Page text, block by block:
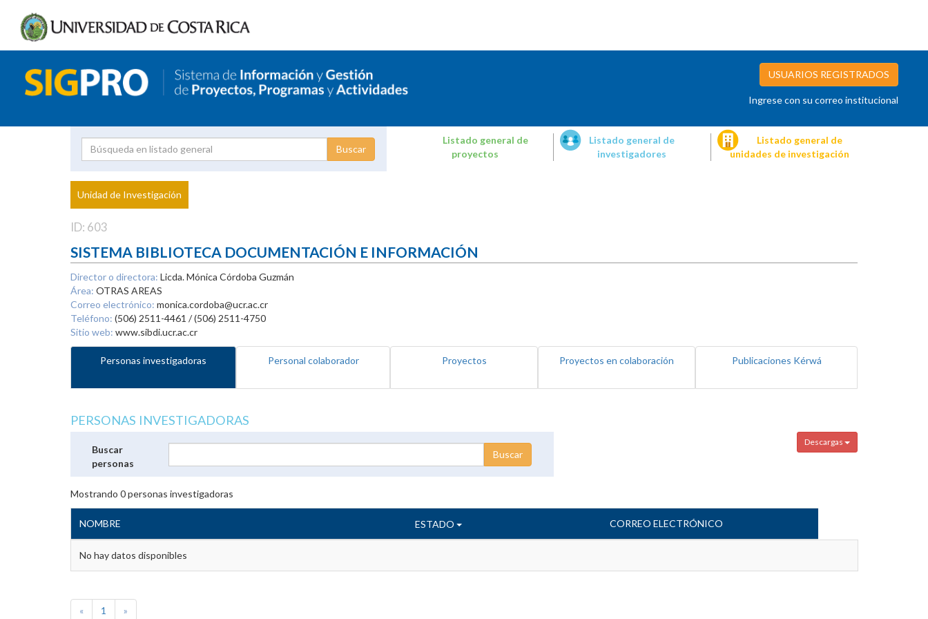
USUARIOS REGISTRADOS
Ingrese con su correo institucional
Proyecto
Investigador
Listado general de
proyectos
Listado general de
investigadores
Listado general de
unidades de investigación
Unidad de Investigación
ID: 603
SISTEMA BIBLIOTECA DOCUMENTACIÓN E INFORMACIÓN
Director o directora: Licda. Mónica Córdoba Guzmán
Área: OTRAS AREAS
Correo electrónico: monica.cordoba@ucr.ac.cr
Teléfono: (506) 2511-4461 / (506) 2511-4750
Sitio web: www.sibdi.ucr.ac.cr
Personas investigadoras Personal colaborador Proyectos Proyectos en colaboración Publicaciones Kérwá
PERSONAS INVESTIGADORAS
Descargas
Buscar
personas
Mostrando 0personas investigadoras
NOMBRE ESTADO CORREO ELECTRÓNICO
No hay datos disponibles
« 1 »